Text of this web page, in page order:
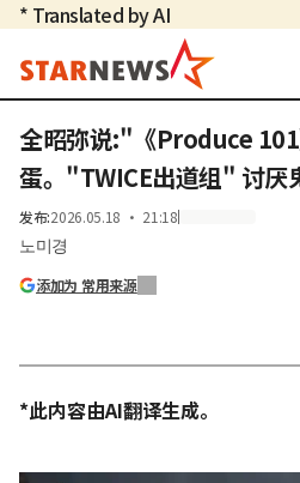
* Translated by AI
全昭弥说:"《Produce
蛋。"TWICE出道组" 讨厌
发布:2026.05.18 ・ 21:18
노미경
添加为 常用来源
*此内容由AI翻译生成。